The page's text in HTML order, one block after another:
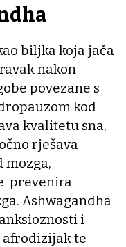
biljka koja jača
nakon
povezane s
kod
kvalitetu sna,
rješava
prevenira
Ashwagandha
i
afrodizijak te